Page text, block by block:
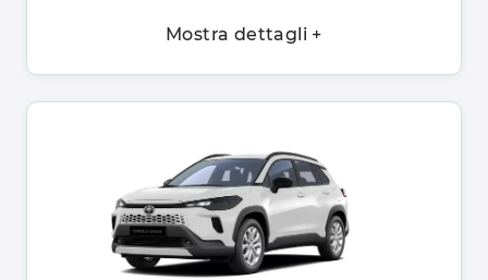
Mostra dettagli +